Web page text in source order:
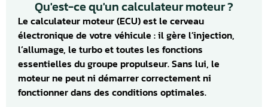
Qu'est-ce qu'un calculateur moteur ?
Le calculateur moteur (ECU) est le cerveau
électronique de votre véhicule : il gère l’injection,
l’allumage, le turbo et toutes les fonctions
essentielles du groupe propulseur. Sans lui, le
moteur ne peut ni démarrer correctement ni
fonctionner dans des conditions optimales.